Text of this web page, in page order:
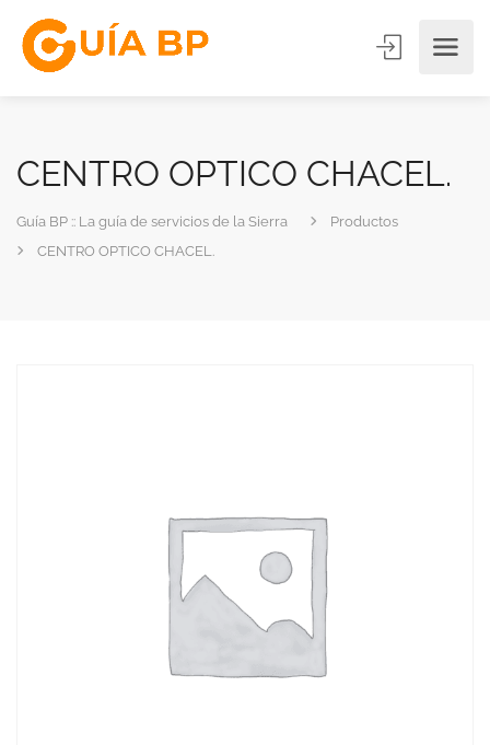
CENTRO OPTICO CHACEL.
Guía BP :: La guía de servicios de la Sierra
Productos
CENTRO OPTICO CHACEL.